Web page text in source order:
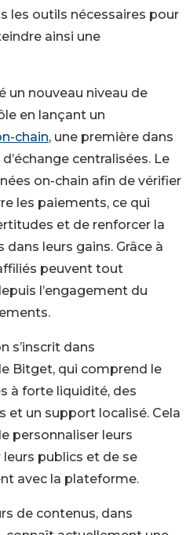
les outils nécessaires pour
ainsi une
un nouveau niveau de
en lançant un
chain, une première dans
centralisées. Le
on-chain afin de vérifier
les paiements, ce qui
et de renforcer la
leurs gains. Grâce à
peuvent tout
l’engagement du
s’inscrit dans
Bitget, qui comprend le
à forte liquidité, des
et un support localisé. Cela
personnaliser leurs
publics et de se
avec la plateforme.
de contenus, dans